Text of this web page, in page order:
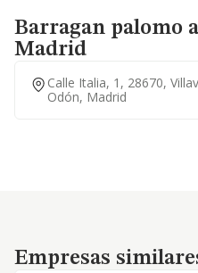
Barragan palomo
Madrid
Calle Italia, 1, 28670,
Odón, Madrid
Empresas similares
Empresas